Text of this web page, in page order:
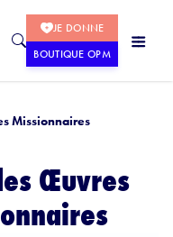
JE DONNE
BOUTIQUE OPM
Missionnaires
Œuvres